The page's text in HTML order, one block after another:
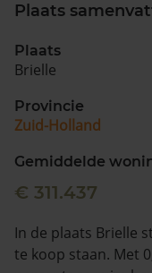
Zoek een woning
088 220
Maandag t/m
Plaats
Plaats
Brielle
Provincie
Zuid-Holland
Gemiddelde
€ 311.437
In de plaats Brielle
te koop staan. Met